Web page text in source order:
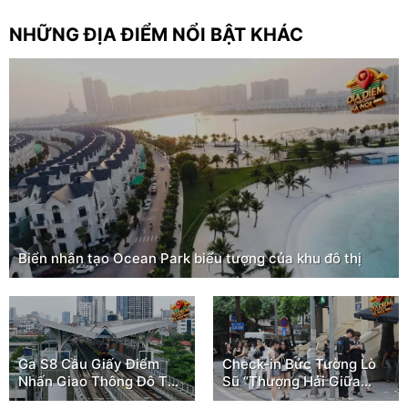
NHỮNG ĐỊA ĐIỂM NỔI BẬT KHÁC
Biển nhân tạo Ocean Park biểu tượng của khu đô thị
Ga S8 Cầu Giấy Điểm
Nhấn Giao Thông Đô Thị
Hà Nội
Check-in Bức Tường Lò
Sũ “Thượng Hải Giữa
Lòng Hà Nội”